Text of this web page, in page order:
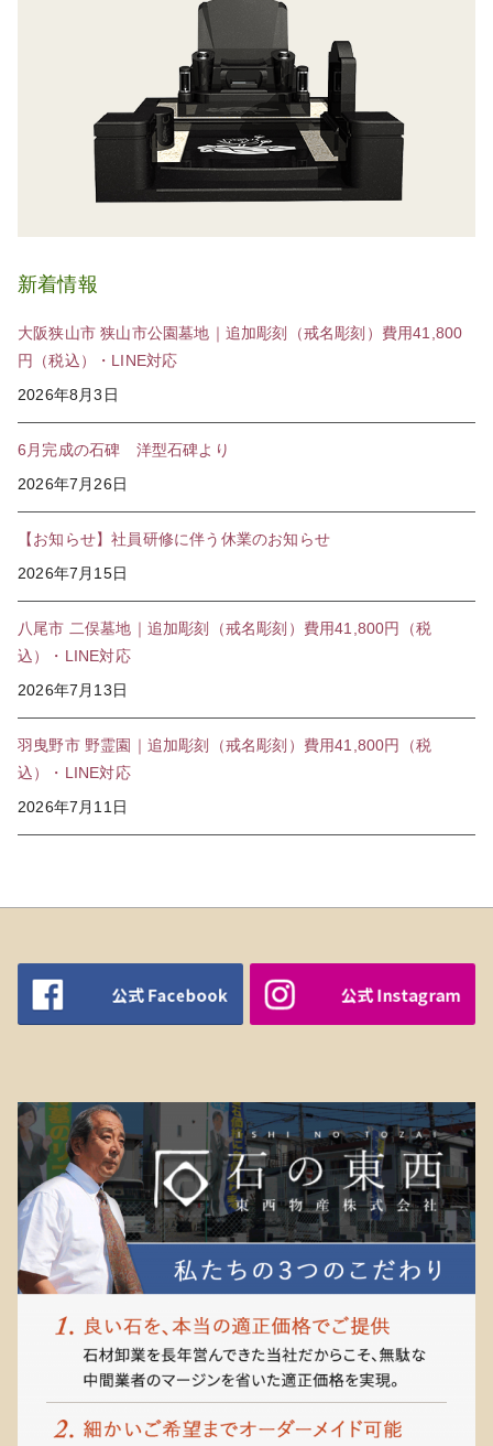
新着情報
大阪狭山市 狭山市公園墓地｜追加彫刻（戒名彫刻）費用41,800
円（税込）・LINE対応
2026年8月3日
6月完成の石碑 洋型石碑より
2026年7月26日
【お知らせ】社員研修に伴う休業のお知らせ
2026年7月15日
八尾市 二俣墓地｜追加彫刻（戒名彫刻）費用41,800円（税
込）・LINE対応
2026年7月13日
羽曳野市 野霊園｜追加彫刻（戒名彫刻）費用41,800円（税
込）・LINE対応
2026年7月11日